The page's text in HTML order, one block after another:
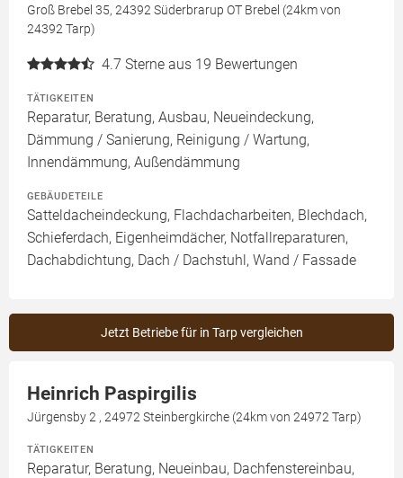
Groß Brebel 35, 24392 Süderbrarup OT Brebel (24km von
24392 Tarp)
4.7 Sterne aus 19 Bewertungen
TÄTIGKEITEN
Reparatur, Beratung, Ausbau, Neueindeckung,
Dämmung / Sanierung, Reinigung / Wartung,
Innendämmung, Außendämmung
GEBÄUDETEILE
Satteldacheindeckung, Flachdacharbeiten, Blechdach,
Schieferdach, Eigenheimdächer, Notfallreparaturen,
Dachabdichtung, Dach / Dachstuhl, Wand / Fassade
Jetzt Betriebe für in Tarp vergleichen
Heinrich Paspirgilis
Jürgensby 2 , 24972 Steinbergkirche (24km von 24972 Tarp)
TÄTIGKEITEN
Reparatur, Beratung, Neueinbau, Dachfenstereinbau,